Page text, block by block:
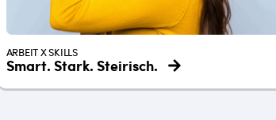
ARBEIT X SKILLS
Smart. Stark. Steirisch.